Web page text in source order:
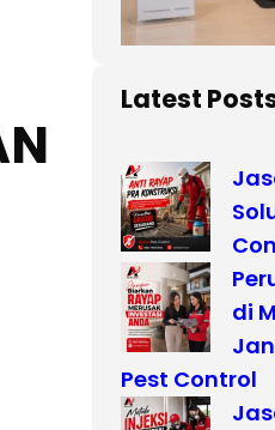
Latest
di
Pest Control